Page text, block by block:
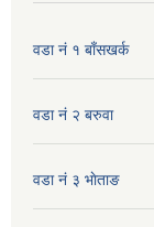
वडा नं १ बाँसखर्क
वडा नं २ बरुवा
वडा नं ३ भाेताङ